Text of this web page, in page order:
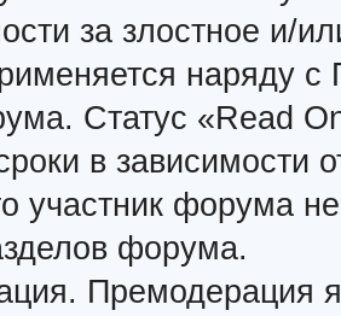
за злостное и/
наряду
Статус «Read
в зависимости
участник форума
форума.
Премодерация